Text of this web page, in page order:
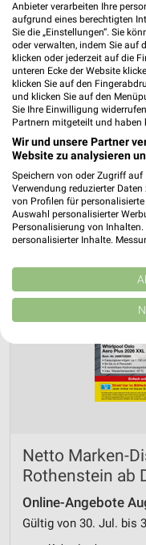
Jetzt alle "Urlaub &
Netto Marken-
Rothenstein ab
Online-Angebote
Gültig von 30. Jul. bis
Anbieter verarbeiten Ihre
aufgrund eines berechtigten
Sie die „Einstellungen“. Sie
oder verwalten, indem Sie auf
klicken oder jederzeit auf die
unteren Ecke der Website
klicken Sie auf den
und klicken Sie auf den
Sie Ihre Einwilligung
Partnern mitgeteilt und haben
Wir und unsere Partner
Website zu analysieren
Speichern von oder Zugriff
Verwendung reduzierter
von Profilen für
Auswahl personalisierter
Personalisierung von
personalisierter Inhalte.
Kombinationen von Daten
Verbesserung der Angebote.
von Inhalten.
Daten können außerhalb der
USA gesendet werden.
Website/App.
Partnerliste anzeigen (1
Wir nutzen Ihre Daten für
auf einem Endgerät
Verwendung
Werbeanzeigen
Erstellung von Profilen